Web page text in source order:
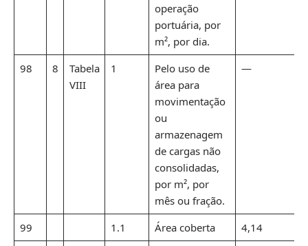
operação
portuária, por
m², por dia.
98 8
Tabela
VIII
1
Pelo uso de
área para
movimentação
ou
armazenagem
de cargas não
consolidadas,
por m², por
mês ou fração.
—
99 1.1 Área coberta
4,14